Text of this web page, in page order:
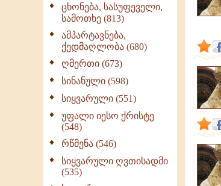
ცხონება, სასუფეველი,
სამოთხე (813)
ამპარტავნება,
ქედმაღლობა (680)
ღმერთი (673)
სინანული (598)
სიყვარული (551)
უფალი იესო ქრისტე
(548)
რწმენა (546)
სიყვარული ღვთისადმი
(535)